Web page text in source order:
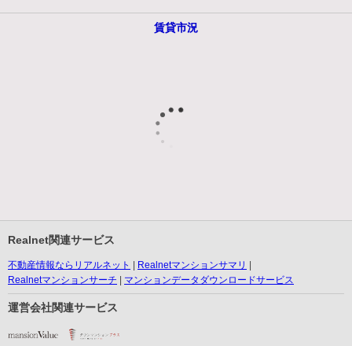
賃貸市況
Realnet関連サービス
不動産情報ならリアルネット
Realnetマンションサマリ
Realnetマンションサーチ
マンションデータダウンロードサービス
運営会社関連サービス